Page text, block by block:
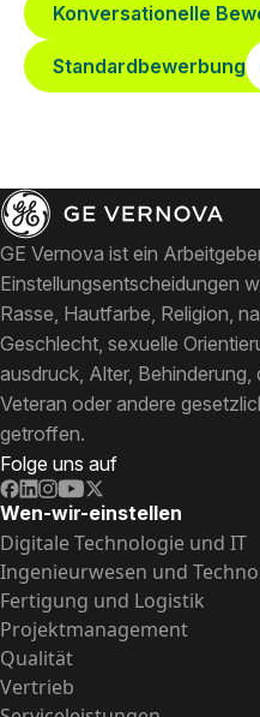
Konversationelle
Standardbewerbung
GE Vernova ist ein
Einstellungsentscheidungen
Rasse, Hautfarbe, Religion,
Geschlecht, sexuelle
ausdruck, Alter,
Veteran oder andere
getroffen.
Folge uns auf
Wen-wir-einstellen
Digitale Technologie und IT
Ingenieurwesen und
Fertigung und Logistik
Projektmanagement
Qualität
Vertrieb